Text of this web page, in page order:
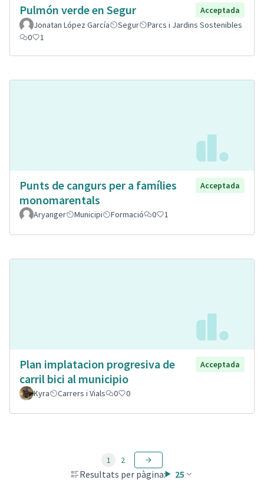
Pulmón verde en Segur
Acceptada
Jonatan López García
Segur
Parcs i Jardins Sostenibles
0
1
Punts de cangurs per a famílies
monomarentals
Acceptada
Aryanger Municipi Formació 0 1
Plan implatacion progresiva de
carril bici al municipio
Acceptada
Kyra Carrers i Vials 0 0
Resultats per pàgina: 25
1 2